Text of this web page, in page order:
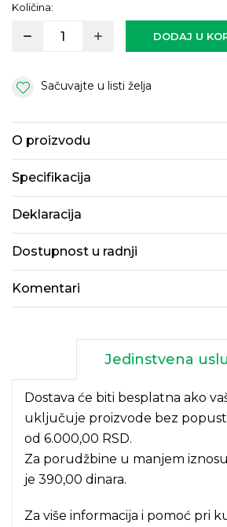
Količina:
DODAJ U
Sačuvajte u listi želja
O proizvodu
Specifikacija
Deklaracija
Dostupnost u radnji
Komentari
Jedinstvena
Dostava će biti besplatna ako
uključuje proizvode bez
od 6.000,00 RSD.
Za porudžbine u manjem
je 390,00 dinara.
Za više informacija i pomoć pri